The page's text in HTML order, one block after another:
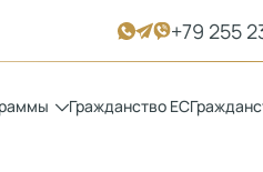
+79 255
Гражданство ЕС